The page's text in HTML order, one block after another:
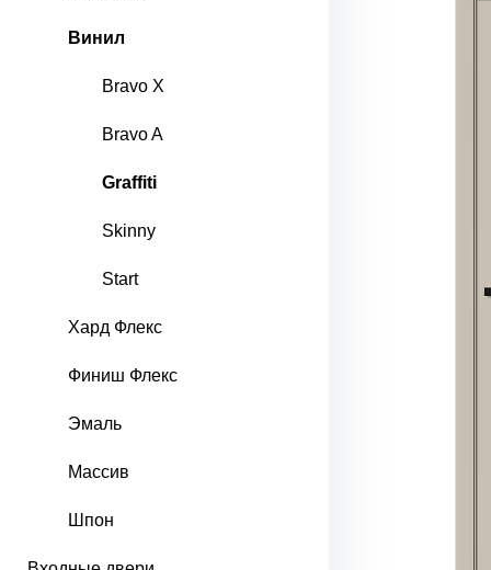
Винил
Bravo X
Bravo A
Graffiti
Skinny
Start
Хард Флекс
Финиш Флекс
Эмаль
Массив
Шпон